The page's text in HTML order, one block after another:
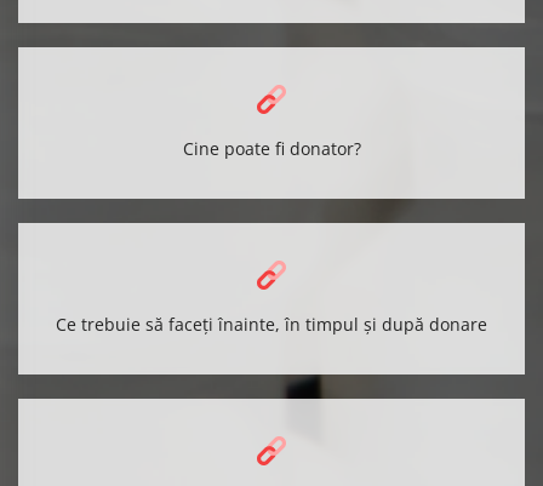
Cine poate fi donator?
Ce trebuie să faceți înainte, în timpul și după donare